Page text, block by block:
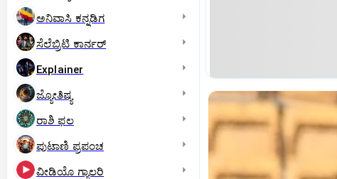
ಅನಿವಾಸಿ ಕನ್ನಡಿಗ
ಸೆಲೆಬ್ರಿಟಿ ಕಾರ್ನರ್‌
Explainer
ಜ್ಯೋತಿಷ್ಯ
ರಾಶಿ ಫಲ
ಪುಟಾಣಿ ಪ್ರಪಂಚ
ವೀಡಿಯೊ ಗ್ಯಾಲರಿ